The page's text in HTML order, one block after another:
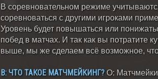
В соревновательном режиме
соревноваться с другими игроками
Уровень будет повышаться или
побед в матчах. И так как вы потратите
выше, мы же сделаем всё возможное,
В: ЧТО ТАКОЕ МАТЧМЕЙКИНГ? О: